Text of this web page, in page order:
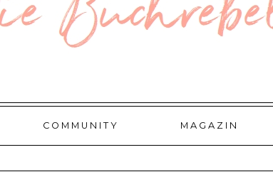
COMMUNITY MAGAZIN